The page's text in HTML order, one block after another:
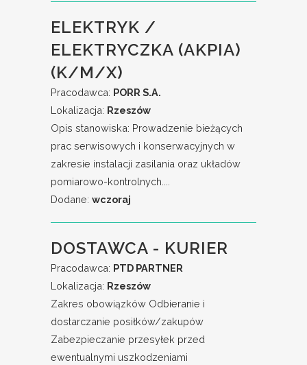
ELEKTRYK /
ELEKTRYCZKA (AKPIA)
(K/M/X)
Pracodawca: PORR S.A.
Lokalizacja: Rzeszów
Opis stanowiska: Prowadzenie bieżących
prac serwisowych i konserwacyjnych w
zakresie instalacji zasilania oraz układów
pomiarowo-kontrolnych....
Dodane: wczoraj
DOSTAWCA - KURIER
Pracodawca: PTD PARTNER
Lokalizacja: Rzeszów
Zakres obowiązków Odbieranie i
dostarczanie posiłków/zakupów
Zabezpieczanie przesyłek przed
ewentualnymi uszkodzeniami